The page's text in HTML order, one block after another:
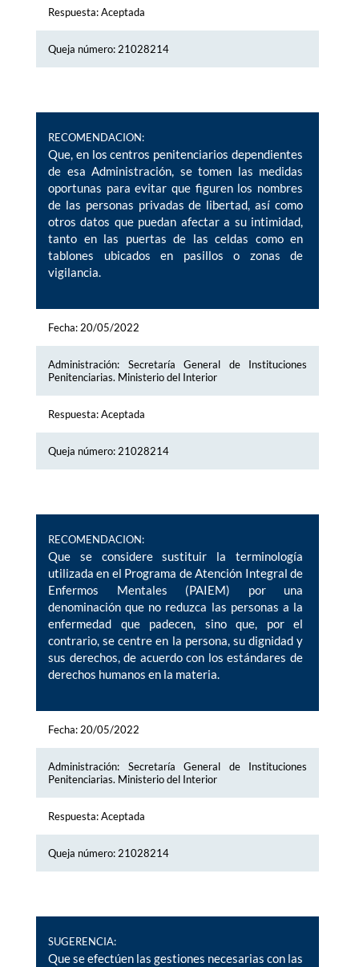
Respuesta: Aceptada
Queja número: 21028214
RECOMENDACION:
Que, en los centros penitenciarios dependientes
de esa Administración, se tomen las medidas
oportunas para evitar que figuren los nombres
de las personas privadas de libertad, así como
otros datos que puedan afectar a su intimidad,
tanto en las puertas de las celdas como en
tablones ubicados en pasillos o zonas de
vigilancia.
Fecha: 20/05/2022
Administración: Secretaría General de Instituciones
Penitenciarias. Ministerio del Interior
Respuesta: Aceptada
Queja número: 21028214
RECOMENDACION:
Que se considere sustituir la terminología
utilizada en el Programa de Atención Integral de
Enfermos Mentales (PAIEM) por una
denominación que no reduzca las personas a la
enfermedad que padecen, sino que, por el
contrario, se centre en la persona, su dignidad y
sus derechos, de acuerdo con los estándares de
derechos humanos en la materia.
Fecha: 20/05/2022
Administración: Secretaría General de Instituciones
Penitenciarias. Ministerio del Interior
Respuesta: Aceptada
Queja número: 21028214
SUGERENCIA:
Que se efectúen las gestiones necesarias con las